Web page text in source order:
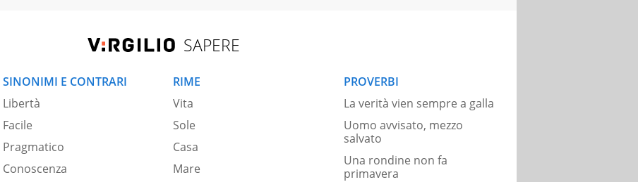
SAPERE
SINONIMI E CONTRARI
Libertà
Facile
Pragmatico
Conoscenza
RIME
Vita
Sole
Casa
Mare
PROVERBI
La verità vien sempre a galla
Uomo avvisato, mezzo
salvato
Una rondine non fa
primavera